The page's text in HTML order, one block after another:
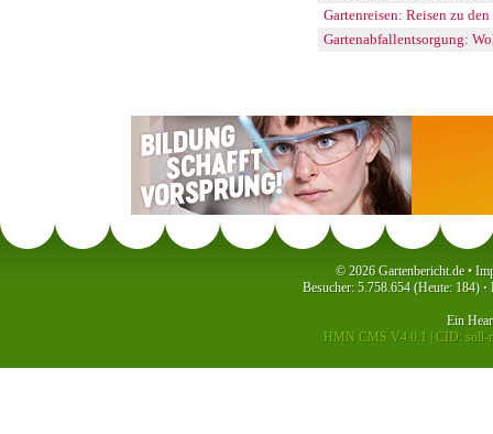
Gartenreisen: Reisen zu
Gartenabfallentsorgung:
© 2026 Gartenbericht.de •
Besucher: 5.758.654 (Heute: 184) ·
Ein
HMN CMS V4.0.1 | CID: soll-